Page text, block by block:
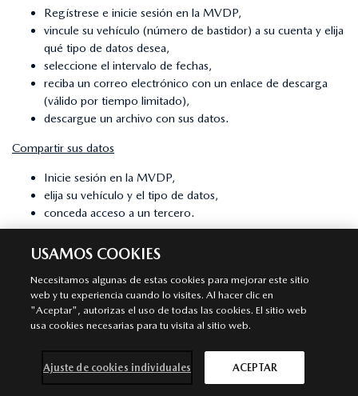
Regístrese e inicie sesión en la MVDP,
vincule su vehículo (número de bastidor) a su cuenta y elija
qué tipo de datos desea,
seleccione el intervalo de fechas,
reciba un correo electrónico con un enlace de descarga
(válido por tiempo limitado),
descargue un archivo con sus datos.
Compartir sus datos
Inicie sesión en la MVDP,
elija su vehículo y el tipo de datos,
conceda acceso a un tercero.
sus datos,
revoque el permiso de uso compartido de terceros a
través de la Gestión de Acceso,
¿Utilizará Mazda sus datos y para qué? ¿Tendrán acceso a
ellos terceros?
USAMOS COOKIES
Necesitamos algunas de estas cookies para mejorar este sitio
web y tu experiencia cuando lo visites. Al hacer clic en
"Aceptar", autorizas el uso de todas las cookies. El sitio web
usa cookies necesarias para tu visita al sitio web.
Ajuste de cookies individuales ACEPTAR